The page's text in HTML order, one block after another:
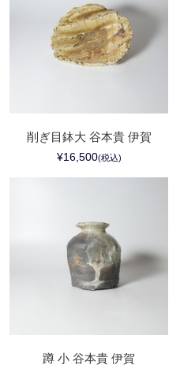
削ぎ目鉢大 谷本貴 伊賀
¥16,500(税込)
蹲 小 谷本貴 伊賀